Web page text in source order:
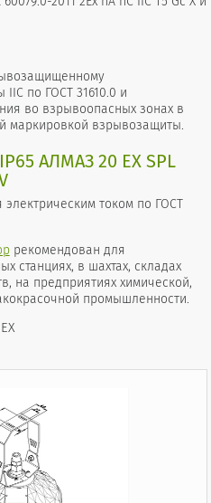
по ГОСТ 31610.0 и
во взрывоопасных зонах в
маркировкой взрывозащиты.
АЛМАЗ 20 ЕХ SPL
током по ГОСТ
рекомендован для
станциях, в шахтах, складах
на предприятиях химической,
промышленности.